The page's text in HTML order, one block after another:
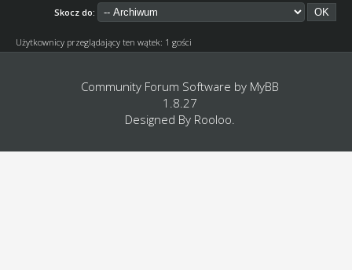
Skocz do:
Użytkownicy przeglądający ten wątek: 1 gości
Community Forum Software by MyBB
1.8.27
Designed By Rooloo